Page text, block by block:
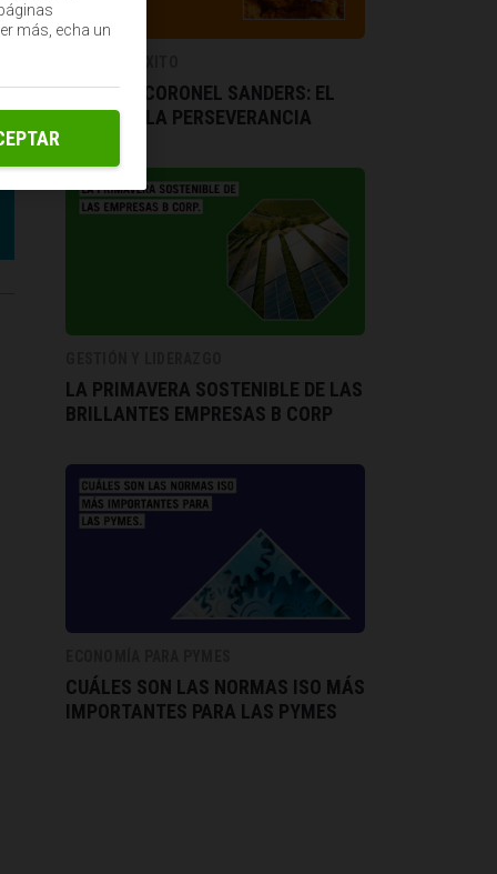
KFC Y EL CORONEL SANDERS: EL
ÉXITO DE LA PERSEVERANCIA
LA PRIMAVERA SOSTENIBLE DE LAS
BRILLANTES EMPRESAS B CORP
CUÁLES SON LAS NORMAS ISO MÁS
IMPORTANTES PARA LAS PYMES
más, echa un